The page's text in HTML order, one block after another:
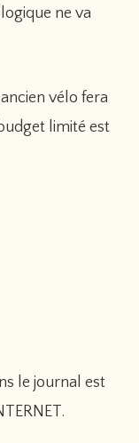
ne va
vélo fera
limité est
le journal est